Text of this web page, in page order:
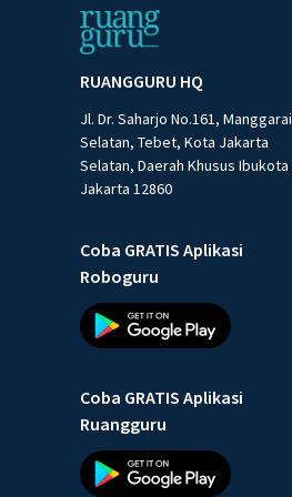
RUANGGURU HQ
Jl. Dr. Saharjo No.161, Manggarai
Selatan, Tebet, Kota Jakarta
Selatan, Daerah Khusus Ibukota
Jakarta 12860
Coba GRATIS Aplikasi
Roboguru
Coba GRATIS Aplikasi
Ruangguru